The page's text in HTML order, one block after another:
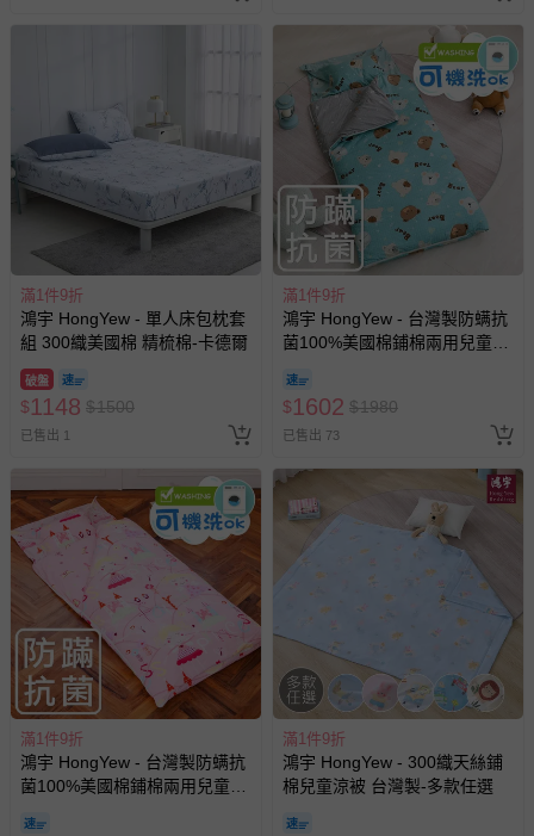
運送服務：目前提供的運送僅限台灣本島。如您位於離島地
區，可能會無法配送，或須依據商品需加收離島運費。廠商
亦保留出貨與否的權利。離島、偏遠地區、樓層親送等加價
費用，可能會另需加收。
商品實際的配達日期，可於訂單個人資料內的查詢訂單內，
已出貨通知之訊息為主。
如您收到商品，請依正常流程檢查是否完好，若商品遇瑕疵
情形，您可申請更換新品或退貨，請見：
若您對於會員帳號、商品訂購與資訊、購物流程、付款方
式、折價券與購物金的使用、退貨及商品運送方式等有疑
問，你可詳見：
媽咪愛客服中心。
預購商品：預購為海外同步代購，遇缺貨即會通知媽咪並協
助取消退款事宜。
商品如因「價格、組合」等錯誤原因，導致無法安排出貨，
會主動以簡訊及mail通知訂單取消事宜，並將提供適當補
償。
滿1件9折
鴻宇 HongYew - 單人床包枕套
組 300織美國棉 精梳棉-卡德爾
破盤
$1148 $1500
已售出 1
滿1件9折
鴻宇 HongYew - 台灣製防螨抗
菌100%美國棉鋪棉兩用兒童睡
$1602 $1980
已售出 73
滿1件9折
鴻宇 HongYew - 台灣製防螨抗
菌100%美國棉鋪棉兩用兒童睡
滿1件9折
鴻宇 HongYew - 300織天絲鋪
棉兒童涼被 台灣製-多款任選